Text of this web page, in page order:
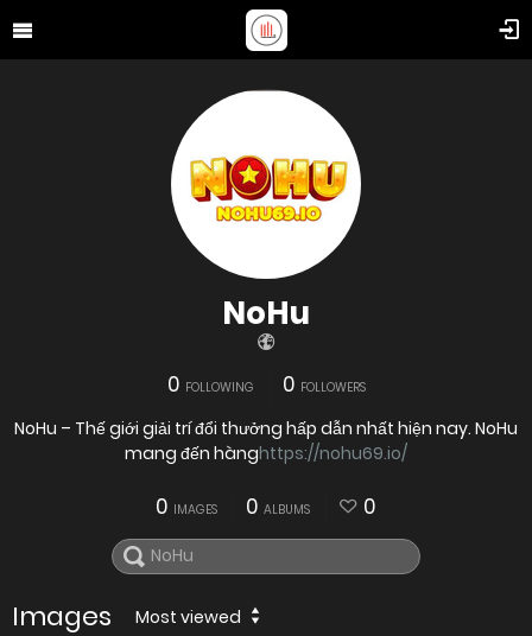
NoHu
0 FOLLOWING 0 FOLLOWERS
NoHu – Thế giới giải trí đổi thưởng hấp dẫn nhất hiện nay. NoHu
mang đến hànghttps://nohu69.io/
0 IMAGES 0 ALBUMS 0
Images Most viewed